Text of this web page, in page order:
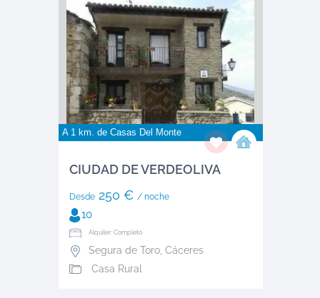
A 1 km. de Casas Del Monte
CIUDAD DE VERDEOLIVA
Desde250 € / noche
10
Alquiler: Completo
Segura de Toro, Cáceres
Casa Rural